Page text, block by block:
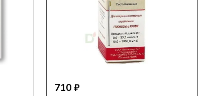
710 ₽